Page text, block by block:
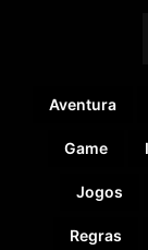
Aventura
Game
Jogos
Regras